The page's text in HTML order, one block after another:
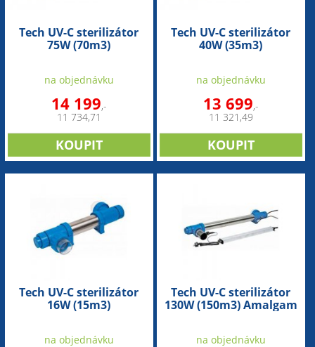
Tech UV-C sterilizátor
75W (70m3)
na objednávku
14 199,-
11 734,71
Tech UV-C sterilizátor
40W (35m3)
na objednávku
13 699,-
11 321,49
Tech UV-C sterilizátor
16W (15m3)
na objednávku
Tech UV-C sterilizátor
130W (150m3) Amalgam
na objednávku